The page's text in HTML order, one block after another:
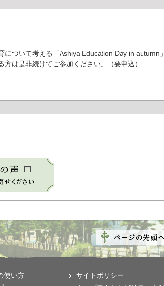
ついて考える「Ashiya Education Day in autumn」
は是非続けてご参加ください。（要申込）
使い方
サイトポリシー